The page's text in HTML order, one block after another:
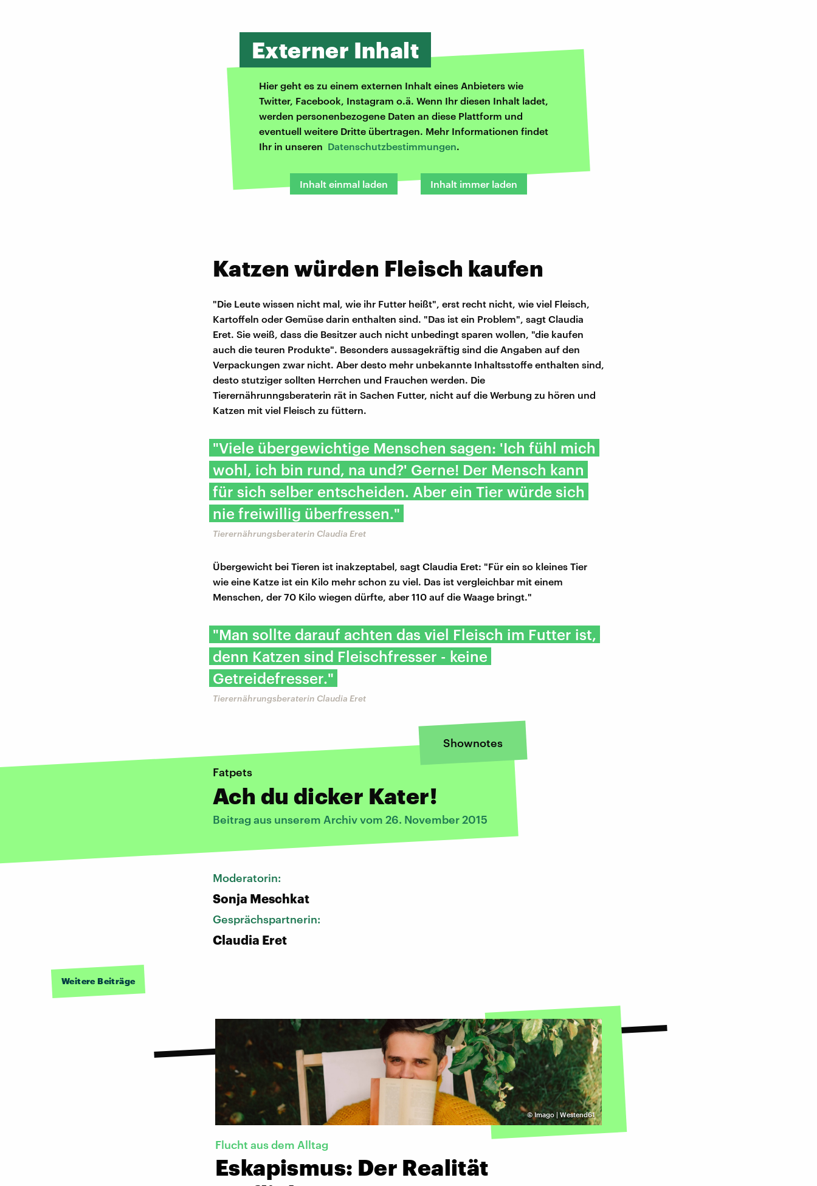
Externer Inhalt
Hier geht es zu einem externen Inhalt eines Anbieters wie
Twitter, Facebook, Instagram o.ä. Wenn Ihr diesen Inhalt ladet,
werden personenbezogene Daten an diese Plattform und
eventuell weitere Dritte übertragen. Mehr Informationen findet
Ihr in unseren Datenschutzbestimmungen.
Inhalt einmal laden Inhalt immer laden
Katzen würden Fleisch kaufen
"Die Leute wissen nicht mal, wie ihr Futter heißt", erst recht nicht, wie viel Fleisch,
Kartoffeln oder Gemüse darin enthalten sind. "Das ist ein Problem", sagt Claudia
Eret. Sie weiß, dass die Besitzer auch nicht unbedingt sparen wollen, "die kaufen
auch die teuren Produkte". Besonders aussagekräftig sind die Angaben auf den
Verpackungen zwar nicht. Aber desto mehr unbekannte Inhaltsstoffe enthalten sind,
desto stutziger sollten Herrchen und Frauchen werden. Die
Tierernährunngsberaterin rät in Sachen Futter, nicht auf die Werbung zu hören und
Katzen mit viel Fleisch zu füttern.
"Viele übergewichtige Menschen sagen: 'Ich fühl mich
wohl, ich bin rund, na und?' Gerne! Der Mensch kann
für sich selber entscheiden. Aber ein Tier würde sich
nie freiwillig überfressen."
Tierernährungsberaterin Claudia Eret
Übergewicht bei Tieren ist inakzeptabel, sagt Claudia Eret: "Für ein so kleines Tier
wie eine Katze ist ein Kilo mehr schon zu viel. Das ist vergleichbar mit einem
Menschen, der 70 Kilo wiegen dürfte, aber 110 auf die Waage bringt."
"Man sollte darauf achten das viel Fleisch im Futter ist,
denn Katzen sind Fleischfresser - keine
Getreidefresser."
Tierernährungsberaterin Claudia Eret
Shownotes
Fatpets
Ach du dicker Kater!
Beitrag aus unserem Archiv vom 26. November 2015
Moderatorin:
Sonja Meschkat
Gesprächspartnerin:
Claudia Eret
Weitere Beiträge
©Imago | Westend61
Flucht aus dem Alltag
Eskapismus: Der Realität